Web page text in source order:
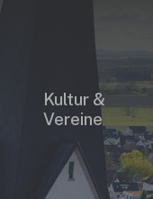
Kultur &
Vereine